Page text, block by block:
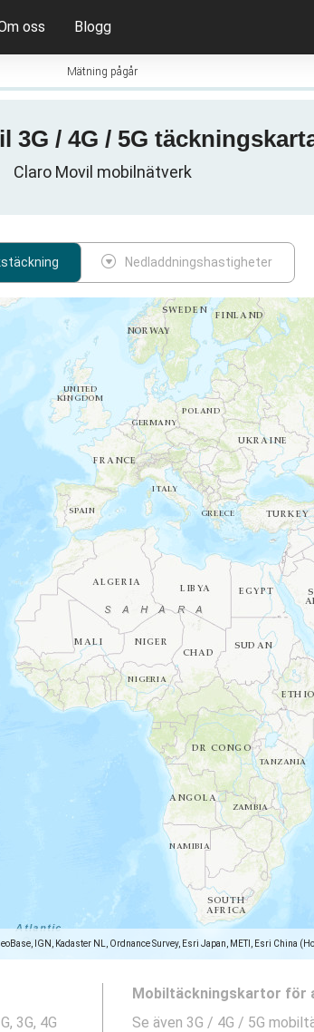
oss Blogg
Mätning pågår
3G / 4G / 5G
Claro Movil mobilnätverk
Nedladdningshastigheter
IGN, Kadaster NL, Ordnance Survey, Esri Japan, METI, Esri China
3G, 4G
Mobiltäckningskartor för
Se även 3G / 4G / 5G